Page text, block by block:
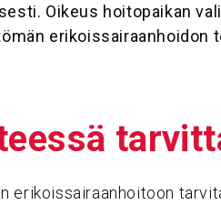
Oikeus hoitopaikan
erikoissairaanhoidon
erikoissairaanhoitoon